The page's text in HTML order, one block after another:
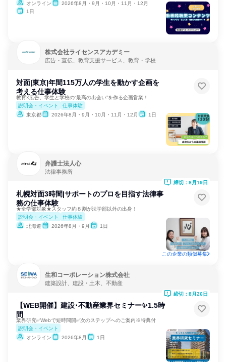
オンライン
2026年8月・9月・10月・11月・12月
1日
株式会社ライセンスアカデミー
広告・宣伝、教育支援サービス、教育・学校
対面|東京|年間115万人の学生を動かす企画を
考える仕事体験
教育×広告。学生と学校の“最高の出会い”を作る企画営業！
説明会・イベント
仕事体験
東京都
2026年8月・9月・10月・11月・12月 1日
弁護士法人心
法律事務所
札幌対面3時間|サポートのプロを目指す法律事
務の仕事体験
★全学部対象★スタッフ約８割が法学部以外の出身！
説明会・イベント
仕事体験
北海道
2026年8月・9月 1日
締切：8月19日
この企業の類似募集
生和コーポレーション株式会社
建築設計、建設・土木、不動産
【WEB開催】建設･不動産業界セミナー✨1.5時
間
業界研究✅Webで短時間開✅次のステップへのご案内※特典付
説明会・イベント
オンライン
2026年8月 1日
締切：8月26日